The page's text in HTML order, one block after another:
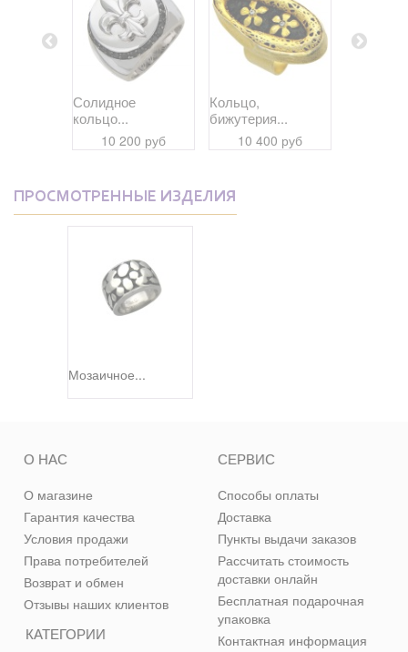
Солидное
кольцо...
10 200 руб
Кольцо,
бижутерия...
10 400 руб
ПРОСМОТРЕННЫЕ ИЗДЕЛИЯ
Мозаичное...
КАТЕГОРИИ
О НАС
О магазине
Гарантия качества
Условия продажи
Права потребителей
Возврат и обмен
Отзывы наших клиентов
СЕРВИС
Способы оплаты
Доставка
Пункты выдачи заказов
Рассчитать стоимость
доставки онлайн
Бесплатная подарочная
упаковка
Контактная информация